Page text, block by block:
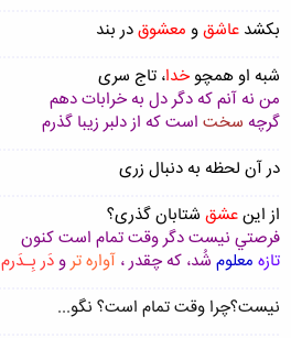
بکشد عاشقو معشوقدر بند
شبه او همچو خدا، تاج سری
من نه آنم که دگر دل به خرابات دهم
گرچه سخت است که از دلبر زيبا گذرم
در آن لحظه به دنبال زری
از اینعشق شتابان گذری؟
فرصتي نيست دگر وقت تمام است کنون
تازه معلوم شُد، كه چقدر ، آواره ترو دَر بِـدَرم
نیست؟چرا وقت تمام است؟ نگو...